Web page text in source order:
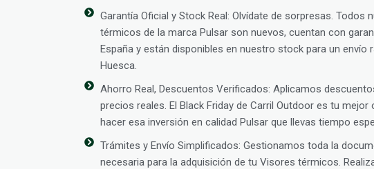
Garantía Oficial y Stock Real: Olvídate de sorpresas. Todos
térmicos de la marca Pulsar son nuevos, cuentan con
España y están disponibles en nuestro stock para un envío
Huesca.
Ahorro Real, Descuentos Verificados: Aplicamos
precios reales. El Black Friday de Carril Outdoor es tu mejor
hacer esa inversión en calidad Pulsar que llevas tiempo
Trámites y Envío Simplificados: Gestionamos toda la
necesaria para la adquisición de tu Visores térmicos.